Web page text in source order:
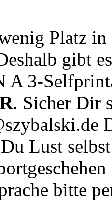
Platz in
gibt
A 3-
. Sicher Dir
Lust
bitte